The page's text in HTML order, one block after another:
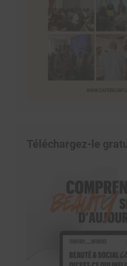
Téléchargez-le